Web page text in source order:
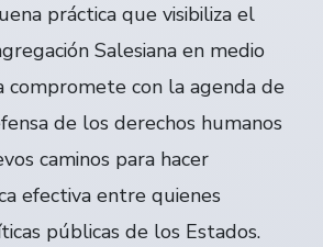
práctica que visibiliza el
Salesiana en medio
con la agenda de
de los derechos humanos
caminos para hacer
efectiva entre quienes
públicas de los Estados.